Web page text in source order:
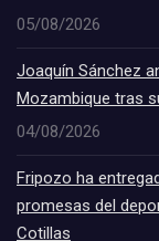
05/08/2026
Joaquín Sánchez
Mozambique tras
04/08/2026
Fripozo ha
promesas del
Cotillas